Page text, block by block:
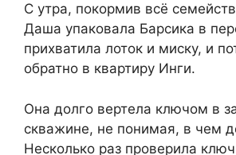
С утра, покормив всё
Даша упаковала Барсика в
прихватила лоток и миску, и
обратно в квартиру Инги.
Она долго вертела ключом в
скважине, не понимая, в чем
Несколько раз проверила